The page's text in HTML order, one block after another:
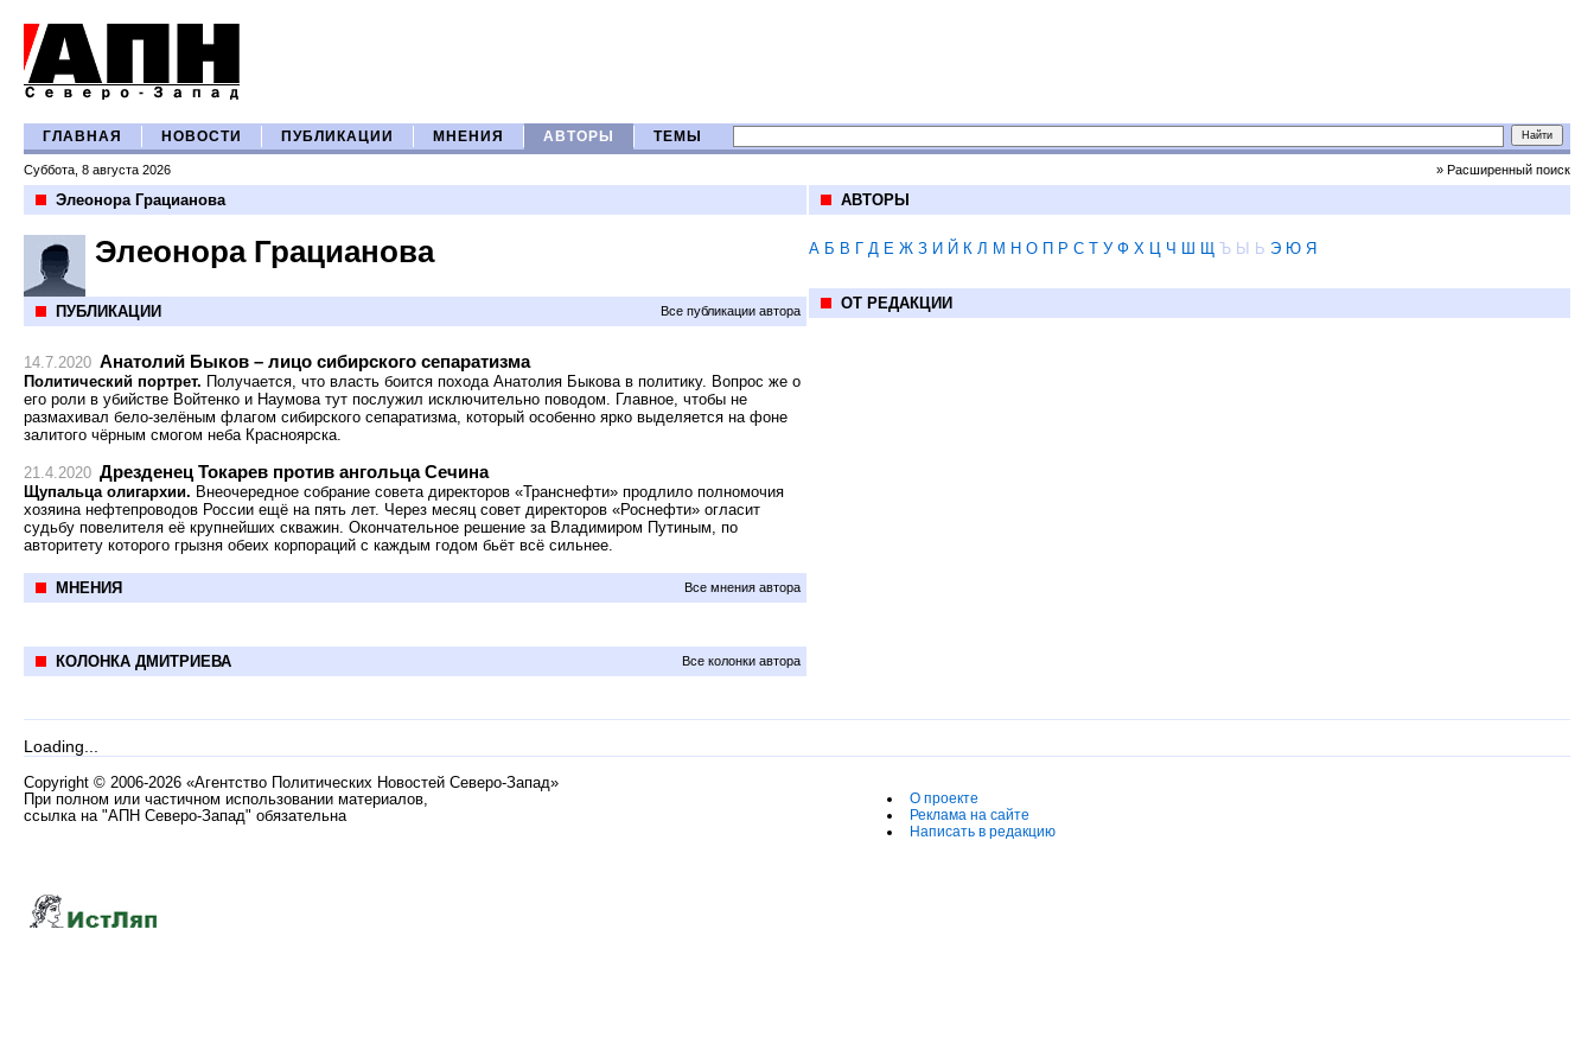
ГЛАВНАЯ НОВОСТИ ПУБЛИКАЦИИ МНЕНИЯ АВТОРЫ ТЕМЫ
Суббота, 8 августа 2026 » Расширенный поиск
Элеонора Грацианова
Элеонора Грацианова
ПУБЛИКАЦИИ Все публикации автора
14.7.2020 Анатолий Быков – лицо сибирского сепаратизма
Политический портрет. Получается, что власть боится похода Анатолия Быкова в политику. Вопрос же о
его роли в убийстве Войтенко и Наумова тут послужил исключительно поводом. Главное, чтобы не
размахивал бело-зелёным флагом сибирского сепаратизма, который особенно ярко выделяется на фоне
залитого чёрным смогом неба Красноярска.
21.4.2020 Дрезденец Токарев против ангольца Сечина
Щупальца олигархии. Внеочередное собрание совета директоров «Транснефти» продлило полномочия
хозяина нефтепроводов России ещё на пять лет. Через месяц совет директоров «Роснефти» огласит
судьбу повелителя её крупнейших скважин. Окончательное решение за Владимиром Путиным, по
авторитету которого грызня обеих корпораций с каждым годом бьёт всё сильнее.
МНЕНИЯ Все мнения автора
КОЛОНКА ДМИТРИЕВА Все колонки автора
АВТОРЫ
А Б В Г Д Е Ж З И Й К Л М Н О П Р С Т У Ф Х Ц Ч Ш Щ Ъ Ы Ь Э Ю Я
ОТ РЕДАКЦИИ
Loading...
Copyright © 2006-2026 «Агентство Политических Новостей Северо-Запад»
При полном или частичном использовании материалов,
ссылка на "АПН Северо-Запад" обязательна
О проекте
Реклама на сайте
Написать в редакцию